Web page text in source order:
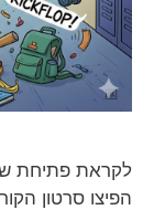
לקראת פתיחת
הפיצו סרטון